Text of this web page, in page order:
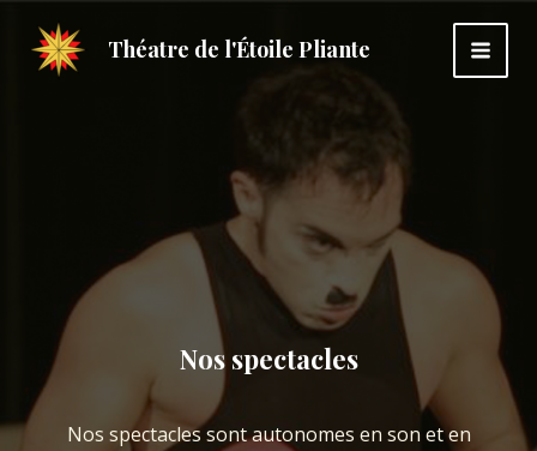
contenu
Théatre de l'Étoile Pliante
Nos spectacles
Nos spectacles sont autonomes en son et en